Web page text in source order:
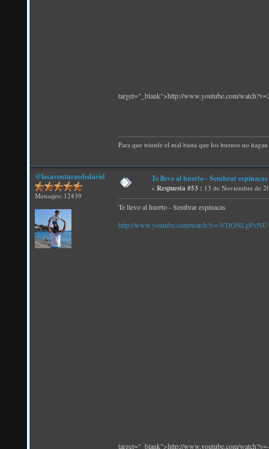
target="_blank">http://www.youtube.com/
Para que triunfe el mal basta que los buenos no
@lasaventurasdedavid
Mensajes: 12439
Te llevo al huerto - Sembrar espinacas
« Respuesta #53 : 13 de Noviembre de
Te llevo al huerto - Sembrar espinacas
http://www.youtube.com/watch?v=-VDONLgFvNU
target="_blank">http://www.youtube.com/